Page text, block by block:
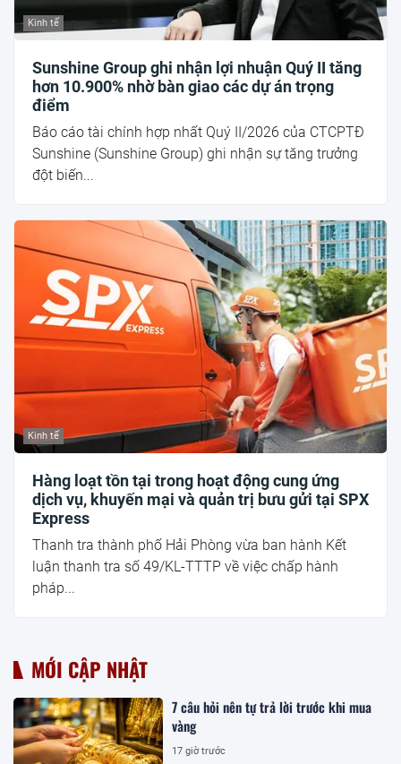
Kinh tế
Sunshine Group ghi nhận lợi nhuận Quý II tăng
hơn 10.900% nhờ bàn giao các dự án trọng
điểm
Báo cáo tài chính hợp nhất Quý II/2026 của CTCPTĐ
Sunshine (Sunshine Group) ghi nhận sự tăng trưởng
đột biến...
Kinh tế
Hàng loạt tồn tại trong hoạt động cung ứng
dịch vụ, khuyến mại và quản trị bưu gửi tại SPX
Express
Thanh tra thành phố Hải Phòng vừa ban hành Kết
luận thanh tra số 49/KL-TTTP về việc chấp hành
pháp...
MỚI CẬP NHẬT
7 câu hỏi nên tự trả lời trước khi mua
vàng
17 giờ trước